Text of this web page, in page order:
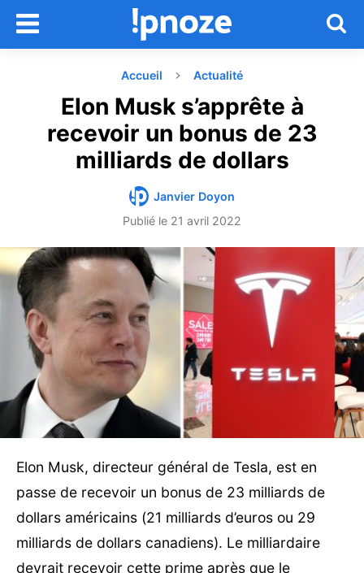
Accueil Actualité
Elon Musk s’apprête à
recevoir un bonus de 23
milliards de dollars
Janvier Doyon
Publié le 21 avril 2022
Elon Musk, directeur général de Tesla, est en
passe de recevoir un bonus de 23 milliards de
dollars américains (21 milliards d’euros ou 29
milliards de dollars canadiens). Le milliardaire
devrait recevoir cette prime après que le